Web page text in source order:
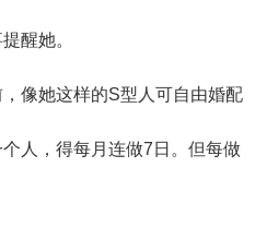
醒她。
她这样的S型人可自由婚配
人，得每月连做7日。但每做